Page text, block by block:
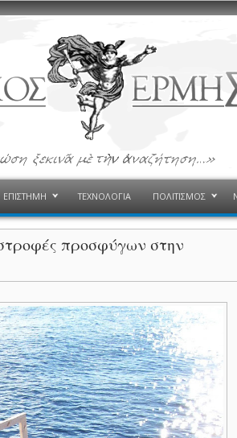
ΕΠΙΣΤΗΜΗ ΤΕΧΝΟΛΟΓΙΑ ΠΟΛΙΤΙΣΜΟΣ
προσφύγων στην